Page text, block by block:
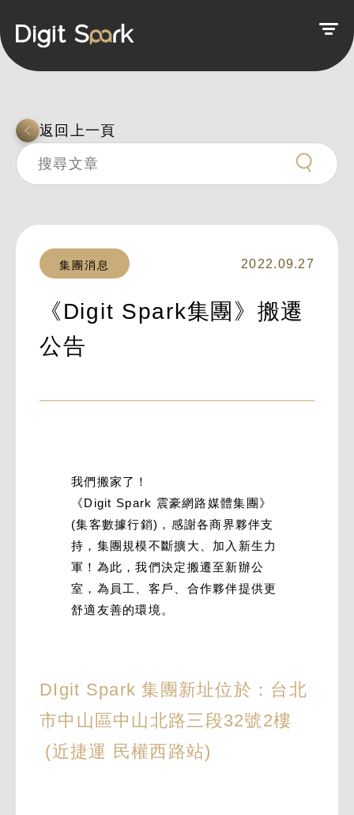
返回上一頁
集團消息 2022.09.27
《Digit Spark集團》搬遷
公告
我們搬家了！
《Digit Spark 震豪網路媒體集團》
(集客數據行銷)，感謝各商界夥伴支
持，集團規模不斷擴大、加入新生力
軍！為此，我們決定搬遷至新辦公
室，為員工、客戶、合作夥伴提供更
舒適友善的環境。
DIgit Spark 集團新址位於：台北
市中山區中山北路三段32號2樓
(近捷運 民權西路站)